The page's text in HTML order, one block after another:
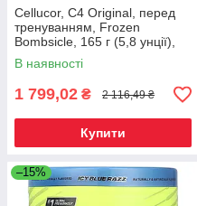
Cellucor, C4 Original, перед
тренуванням, Frozen
Bombsicle, 165 г (5,8 унції),
Київ
В наявності
1 799,02 ₴ 2 116,49 ₴
Купити
–15%